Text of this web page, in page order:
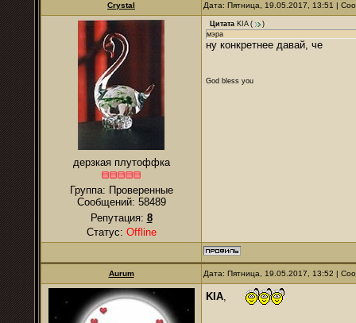
Crystal Дата: Пятница, 19.05.2017, 13:51 |
дерзкая плутоффка
Группа: Проверенные
Сообщений: 58489
Репутация: 8
Статус: Offline
Цитата KIA(
)
мэра
ну конкретнее давай, че
God bless you
Aurum Дата: Пятница, 19.05.2017, 13:52 |
KIA